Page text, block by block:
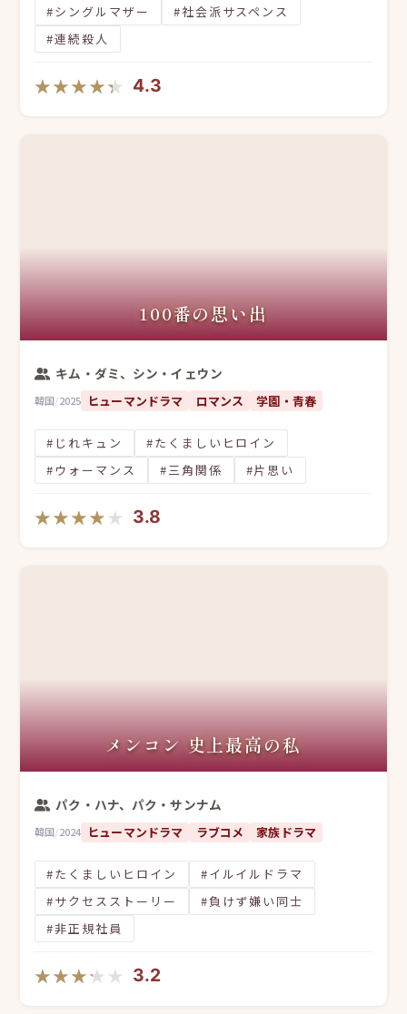
#シングルマザー
#社会派サスペンス
#連続殺人
★★★★★
★★★★★ 4.3
100番の思い出
キム・ダミ、シン・イェウン
韓国/2025 ヒューマンドラマ ロマンス 学園・青春
#じれキュン
#たくましいヒロイン
#ウォーマンス
#三角関係 #片思い
★★★★★
★★★★★ 3.8
メンコン 史上最高の私
パク・ハナ、パク・サンナム
韓国/2024 ヒューマンドラマ ラブコメ 家族ドラマ
#たくましいヒロイン
#イルイルドラマ
#サクセスストーリー
#負けず嫌い同士
#非正規社員
★★★★★
★★★★★ 3.2